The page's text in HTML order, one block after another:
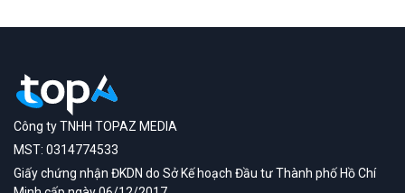
Công ty TNHH TOPAZ MEDIA
MST: 0314774533
Giấy chứng nhận ĐKDN do Sở Kế hoạch Đầu tư Thành phố Hồ Chí